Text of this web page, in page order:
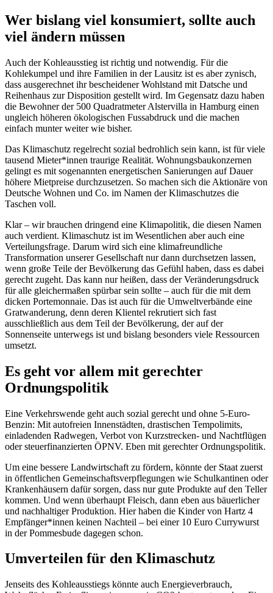
Wer bislang viel konsumiert, sollte auch
viel ändern müssen
Auch der Kohleausstieg ist richtig und notwendig. Für die
Kohlekumpel und ihre Familien in der Lausitz ist es aber zynisch,
dass ausgerechnet ihr bescheidener Wohlstand mit Datsche und
Reihenhaus zur Disposition gestellt wird. Im Gegensatz dazu haben
die Bewohner der 500 Quadratmeter Alstervilla in Hamburg einen
ungleich höheren ökologischen Fussabdruck und die machen
einfach munter weiter wie bisher.
Das Klimaschutz regelrecht sozial bedrohlich sein kann, ist für viele
tausend Mieter*innen traurige Realität. Wohnungsbaukonzernen
gelingt es mit sogenannten energetischen Sanierungen auf Dauer
höhere Mietpreise durchzusetzen. So machen sich die Aktionäre von
Deutsche Wohnen und Co. im Namen der Klimaschutzes die
Taschen voll.
Klar – wir brauchen dringend eine Klimapolitik, die diesen Namen
auch verdient. Klimaschutz ist im Wesentlichen aber auch eine
Verteilungsfrage. Darum wird sich eine klimafreundliche
Transformation unserer Gesellschaft nur dann durchsetzen lassen,
wenn große Teile der Bevölkerung das Gefühl haben, dass es dabei
gerecht zugeht. Das kann nur heißen, dass der Veränderungsdruck
für alle gleichermaßen spürbar sein sollte – auch für die mit dem
dicken Portemonnaie. Das ist auch für die Umweltverbände eine
Gratwanderung, denn deren Klientel rekrutiert sich fast
ausschließlich aus dem Teil der Bevölkerung, der auf der
Sonnenseite unterwegs ist und bislang besonders viele Ressourcen
umsetzt.
Es geht vor allem mit gerechter
Ordnungspolitik
Eine Verkehrswende geht auch sozial gerecht und ohne 5-Euro-
Benzin: Mit autofreien Innenstädten, drastischen Tempolimits,
einladenden Radwegen, Verbot von Kurzstrecken- und Nachtflügen
oder steuerfinanzierten ÖPNV. Eben mit gerechter Ordnungspolitik.
Um eine bessere Landwirtschaft zu fördern, könnte der Staat zuerst
in öffentlichen Gemeinschaftsverpflegungen wie Schulkantinen oder
Krankenhäusern dafür sorgen, dass nur gute Produkte auf den Teller
kommen. Und wenn überhaupt Fleisch, dann eben aus bäuerlicher
und nachhaltiger Produktion. Hier haben die Kinder von Hartz 4
Empfänger*innen keinen Nachteil – bei einer 10 Euro Currywurst
in der Pommesbude dagegen schon.
Umverteilen für den Klimaschutz
Jenseits des Kohleausstiegs könnte auch Energieverbrauch,